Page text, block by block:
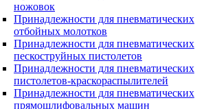
ножовок
Принадлежности для пневматических
отбойных молотков
Принадлежности для пневматических
пескоструйных пистолетов
Принадлежности для пневматических
пистолетов-краскораспылителей
Принадлежности для пневматических
прямошлифовальных машин